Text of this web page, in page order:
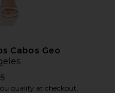
Cabos Geo
price:
qualify at checkout.